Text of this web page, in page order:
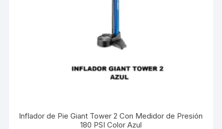
Inflador de Pie Giant Tower 2 Con Medidor de Presión
180 PSI Color Azul